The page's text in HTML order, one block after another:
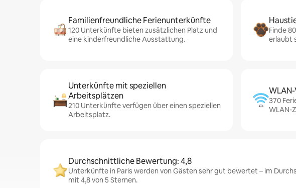
Familienfreundliche Ferienunterkünfte
120 Unterkünfte bieten zusätzlichen Platz und
eine kinderfreundliche Ausstattung.
Finde
erlaubt
Unterkünfte mit speziellen
Arbeitsplätzen
210 Unterkünfte verfügen über einen speziellen
Arbeitsplatz.
370
WLAN-
Durchschnittliche Bewertung: 4,8
Unterkünfte in Paris werden von Gästen sehr gut bewertet – im
mit 4,8 von 5 Sternen.